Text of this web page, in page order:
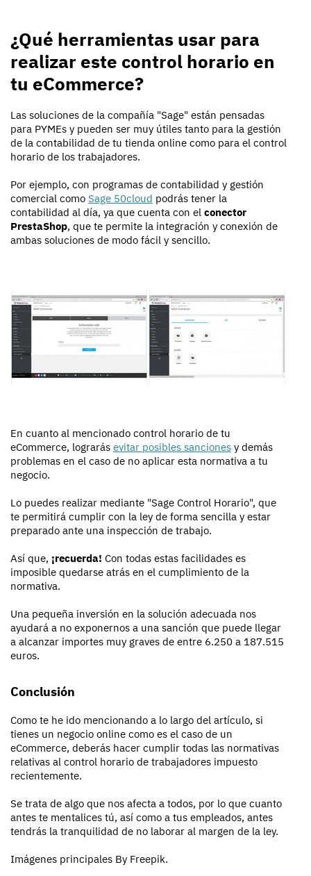
¿Qué herramientas usar para
realizar este control horario en
tu eCommerce?
Las soluciones de la compañía "Sage" están pensadas
para PYMEs y pueden ser muy útiles tanto para la gestión
de la contabilidad de tu tienda online como para el control
horario de los trabajadores.
Por ejemplo, con programas de contabilidad y gestión
comercial como Sage 50cloud podrás tener la
contabilidad al día, ya que cuenta con el conector
PrestaShop, que te permite la integración y conexión de
ambas soluciones de modo fácil y sencillo.
En cuanto al mencionado control horario de tu
eCommerce, lograrás evitar posibles sanciones y demás
problemas en el caso de no aplicar esta normativa a tu
negocio.
Lo puedes realizar mediante "Sage Control Horario", que
te permitirá cumplir con la ley de forma sencilla y estar
preparado ante una inspección de trabajo.
Así que, ¡recuerda! Con todas estas facilidades es
imposible quedarse atrás en el cumplimiento de la
normativa.
Una pequeña inversión en la solución adecuada nos
ayudará a no exponernos a una sanción que puede llegar
a alcanzar importes muy graves de entre 6.250 a 187.515
euros.
Conclusión
Como te he ido mencionando a lo largo del artículo, si
tienes un negocio online como es el caso de un
eCommerce, deberás hacer cumplir todas las normativas
relativas al control horario de trabajadores impuesto
recientemente.
Se trata de algo que nos afecta a todos, por lo que cuanto
antes te mentalices tú, así como a tus empleados, antes
tendrás la tranquilidad de no laborar al margen de la ley.
Imágenes principales By Freepik.